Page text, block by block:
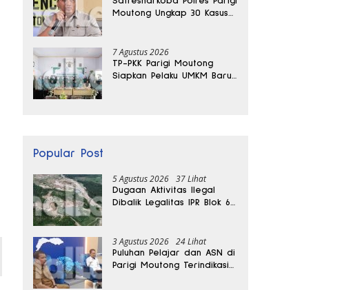
Moutong Ungkap 30 Kasus
7 Agustus 2026
TP-PKK Parigi Moutong
Siapkan Pelaku UMKM Baru
Popular Post
5 Agustus 2026 37 Lihat
Dugaan Aktivitas Ilegal
Dibalik Legalitas IPR Blok 6
3 Agustus 2026 24 Lihat
Puluhan Pelajar dan ASN di
Parigi Moutong Terindikasi